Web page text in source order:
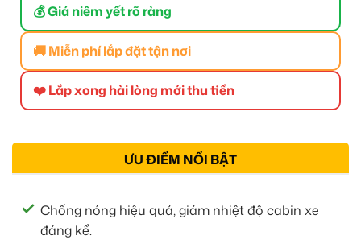
💰 Giá niêm yết rõ ràng
🚚 Miễn phí lắp đặt tận nơi
❤️ Lắp xong hài lòng mới thu tiền
ƯU ĐIỂM NỔI BẬT
Chống nóng hiệu quả, giảm nhiệt độ cabin xe
đáng kể.